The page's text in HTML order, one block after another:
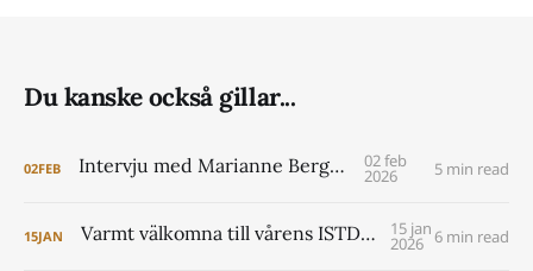
Du kanske också gillar...
02FEB Intervju med Marianne Berggren 02 feb
2026 5 min read
15JAN Varmt välkomna till vårens ISTDP Academy! 15 jan
2026 6 min read